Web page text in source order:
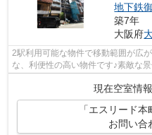
地下鉄
築7年
大阪府
2駅利用可能な物件で移動範囲が広
な、利便性の高い物件です♪素敵な
平成30年築の物件となっており、き
現在空室情
「エスリード
お問い合